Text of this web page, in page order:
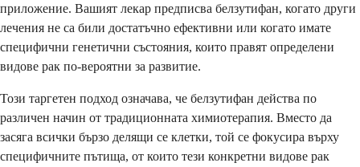
приложение. Вашият лекар предписва белзутифан, когато други
лечения не са били достатъчно ефективни или когато имате
специфични генетични състояния, които правят определени
видове рак по-вероятни за развитие.
Този таргетен подход означава, че белзутифан действа по
различен начин от традиционната химиотерапия. Вместо да
засяга всички бързо делящи се клетки, той се фокусира върху
специфичните пътища, от които тези конкретни видове рак